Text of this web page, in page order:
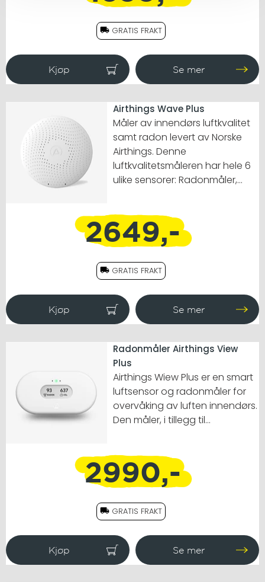
til laboratoriet for analyse.
GRATIS FRAKT
Airthings Wave Plus
Måler av innendørs luftkvalitet
samt radon levert av Norske
Airthings. Denne
luftkvalitetsmåleren har hele 6
ulike sensorer: Radonmåler,
2649,-
GRATIS FRAKT
Radonmåler Airthings View
Plus
Airthings Wiew Plus er en smart
luftsensor og radonmåler for
overvåking av luften innendørs.
Den måler, i tillegg til
karbondioksid og
luftforurensninger i tillegg til å gi
deg informasjon om luftkvalitet
i sanntid.
2990,-
GRATIS FRAKT